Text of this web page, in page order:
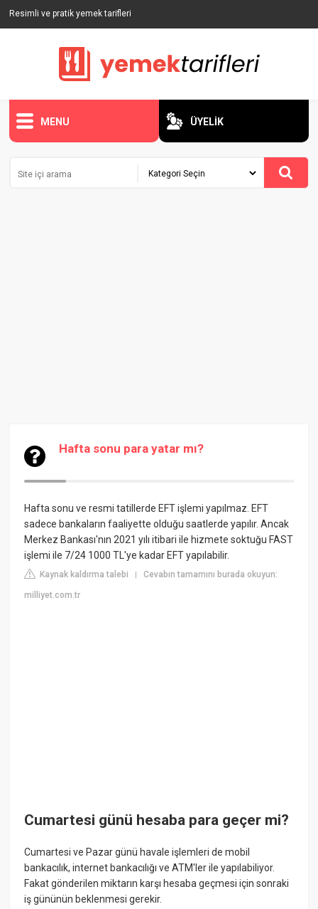
Resimli ve pratik yemek tarifleri
MENU ÜYELİK
Hafta sonu para yatar mı?
Hafta sonu ve resmi tatillerde EFT işlemi yapılmaz. EFT
sadece bankaların faaliyette olduğu saatlerde yapılır. Ancak
Merkez Bankası'nın 2021 yılı itibari ile hizmete soktuğu FAST
işlemi ile 7/24 1000 TL'ye kadar EFT yapılabilir.
Kaynak kaldırma talebi |Cevabın tamamını burada okuyun:
milliyet.com.tr
Cumartesi günü hesaba para geçer mi?
Cumartesi ve Pazar günü havale işlemleri de mobil
bankacılık, internet bankacılığı ve ATM'ler ile yapılabiliyor.
Fakat gönderilen miktarın karşı hesaba geçmesi için sonraki
iş gününün beklenmesi gerekir.